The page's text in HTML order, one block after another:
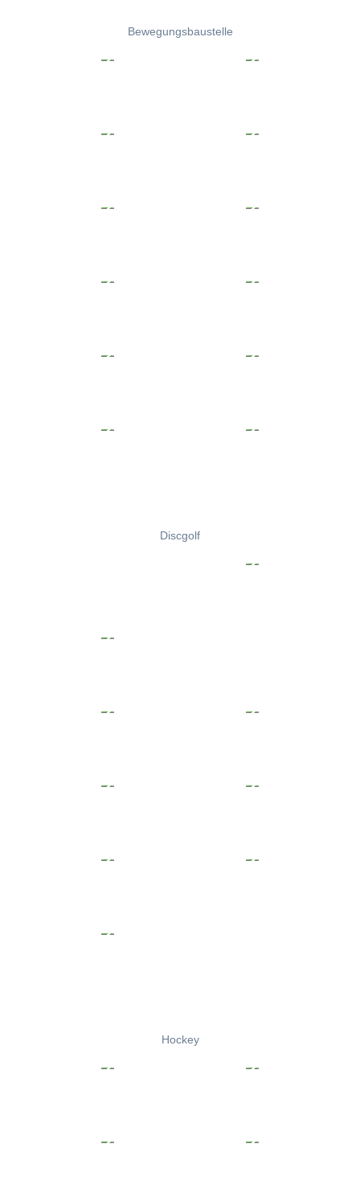
Bewegungsbaustelle
Discgolf
Hockey